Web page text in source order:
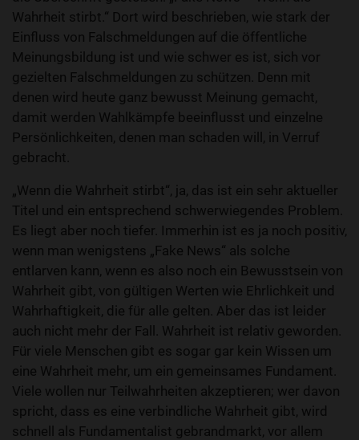
Wahrheit stirbt.“ Dort wird beschrieben, wie stark der
Einfluss von Falschmeldungen auf die öffentliche
Meinungsbildung ist und wie schwer es ist, sich vor
gezielten Falschmeldungen zu schützen. Denn mit
denen wird heute ganz bewusst Meinung gemacht,
damit werden Wahlkämpfe beeinflusst und einzelne
Persönlichkeiten, denen man schaden will, in Verruf
gebracht.
„Wenn die Wahrheit stirbt“, ja, das ist ein sehr aktueller
Titel und ein entsprechend schwerwiegendes Problem.
Es liegt aber noch tiefer. Immerhin ist es ja noch positiv,
wenn man wenigstens „Fake News“ als solche
entlarven kann, wenn es also noch ein Bewusstsein von
Wahrheit gibt, von gültigen Werten wie Ehrlichkeit und
Wahrhaftigkeit, die für alle gelten. Aber das ist leider
auch nicht mehr der Fall. Wahrheit ist relativ geworden.
Für viele Menschen gibt es sogar gar kein Wissen um
eine Wahrheit mehr, um ein gemeinsames Fundament.
Viele wollen nur Teilwahrheiten akzeptieren; wer davon
spricht, dass es eine verbindliche Wahrheit gibt, wird
schnell als Fundamentalist gebrandmarkt, vor allem